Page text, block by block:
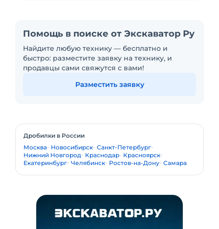
Помощь в поиске от Экскаватор Ру
Найдите любую технику — бесплатно и
быстро: разместите заявку на технику, и
продавцы сами свяжутся с вами!
Разместить заявку
Дробилки в России
Москва Новосибирск Санкт-Петербург
Нижний Новгород Краснодар Красноярск
Екатеринбург Челябинск Ростов-на-Дону Самара